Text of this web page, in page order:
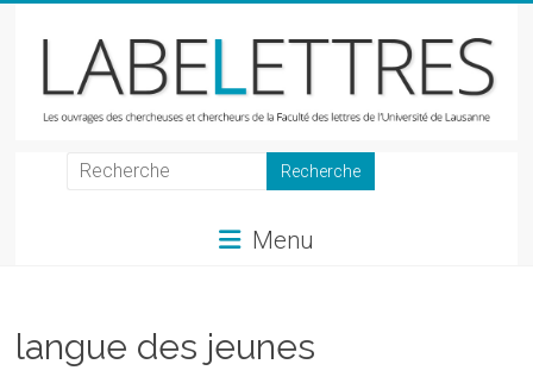
LabeLettres
et
chercheurs
Menu
langue des jeunes